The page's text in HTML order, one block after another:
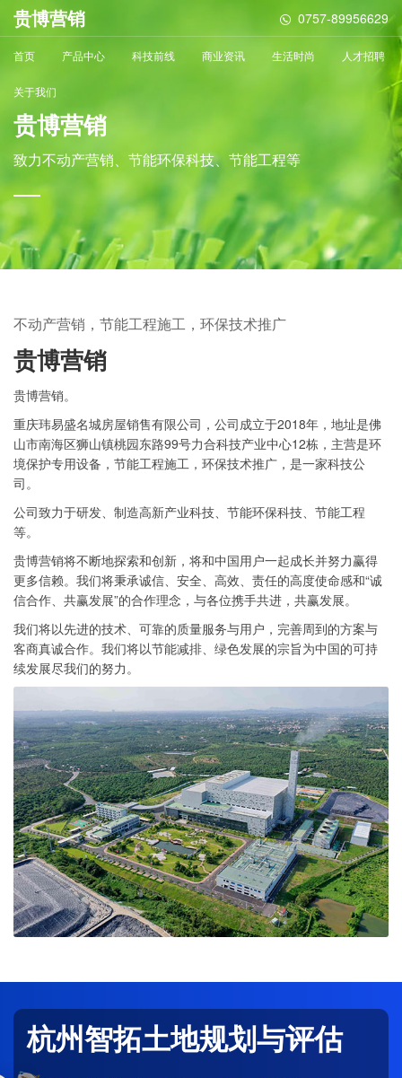
贵博营销 0757-89956629
首页 产品中心 科技前线 商业资讯 生活时尚 人才招聘
关于我们
贵博营销
致力不动产营销、节能环保科技、节能工程等
不动产营销，节能工程施工，环保技术推广
贵博营销
贵博营销。
重庆玮易盛名城房屋销售有限公司，公司成立于2018年，地址是佛
山市南海区狮山镇桃园东路99号力合科技产业中心12栋，主营是环
境保护专用设备，节能工程施工，环保技术推广，是一家科技公
司。
公司致力于研发、制造高新产业科技、节能环保科技、节能工程
等。
贵博营销将不断地探索和创新，将和中国用户一起成长并努力赢得
更多信赖。我们将秉承诚信、安全、高效、责任的高度使命感和“诚
信合作、共赢发展”的合作理念，与各位携手共进，共赢发展。
我们将以先进的技术、可靠的质量服务与用户，完善周到的方案与
客商真诚合作。我们将以节能减排、绿色发展的宗旨为中国的可持
续发展尽我们的努力。
杭州智拓土地规划与评估